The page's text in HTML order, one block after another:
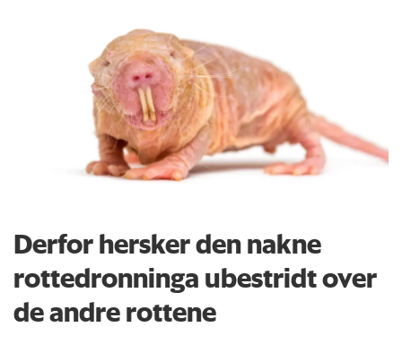
Derfor hersker den nakne
rottedronninga ubestridt over
de andre rottene